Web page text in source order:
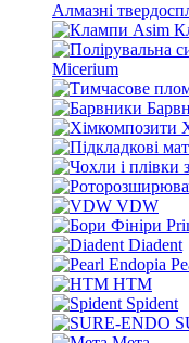
Алмазні
Micerium
VDW
Diadent
HTM
Spident